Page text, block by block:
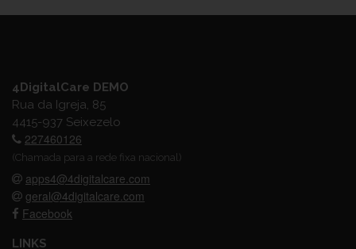
4DigitalCare DEMO
Rua da Igreja, 85
4415-937 Seixezelo
227460126
(Chamada para a rede fixa nacional)
apps4@4digitalcare.com
geral@4digitalcare.com
Facebook
LINKS